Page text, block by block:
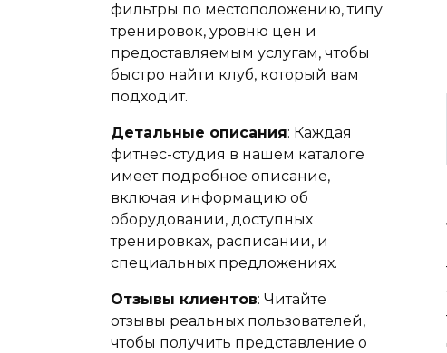
фильтры по местоположению, типу
тренировок, уровню цен и
предоставляемым услугам, чтобы
быстро найти клуб, который вам
подходит.
Детальные описания: Каждая
фитнес-студия в нашем каталоге
имеет подробное описание,
включая информацию об
оборудовании, доступных
тренировках, расписании, и
специальных предложениях.
Отзывы клиентов: Читайте
отзывы реальных пользователей,
чтобы получить представление о